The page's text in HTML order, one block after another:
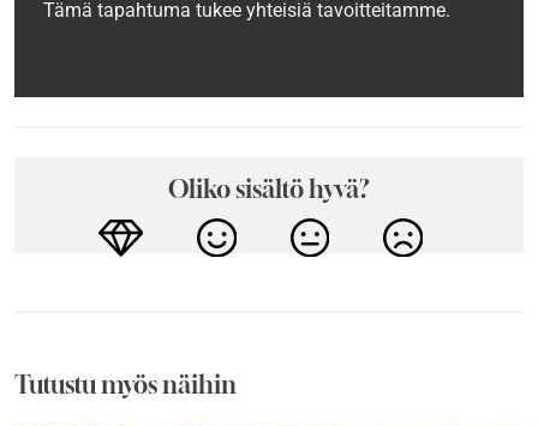
Tämä tapahtuma tukee yhteisiä tavoitteitamme.
Oliko sisältö hyvä?
Tutustu myös näihin